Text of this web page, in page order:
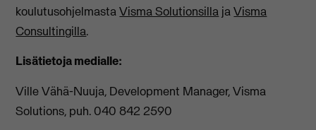
koulutusohjelmastaVisma Solutionsilla jaVisma
Consultingilla.
Lisätietoja medialle:
Ville Vähä-Nuuja, Development Manager, Visma
Solutions, puh. 040 842 2590